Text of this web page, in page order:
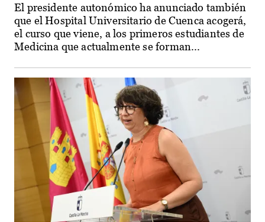
El presidente autonómico ha anunciado también
que el Hospital Universitario de Cuenca acogerá,
el curso que viene, a los primeros estudiantes de
Medicina que actualmente se forman...